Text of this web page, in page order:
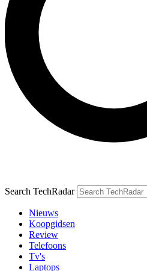
Search TechRadar
Nieuws
Koopgidsen
Review
Telefoons
Tv's
Laptops